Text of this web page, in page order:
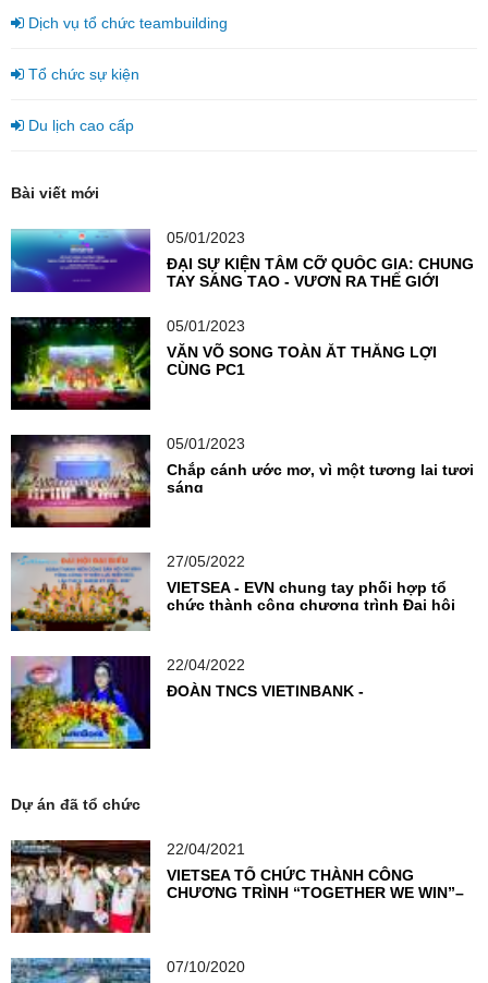
Dịch vụ tổ chức teambuilding
Tổ chức sự kiện
Du lịch cao cấp
Bài viết mới
05/01/2023
ĐẠI SỰ KIỆN TẦM CỠ QUỐC GIA: CHUNG
TAY SÁNG TẠO - VƯƠN RA THẾ GIỚI
05/01/2023
VĂN VÕ SONG TOÀN ẮT THẮNG LỢI
CÙNG PC1
05/01/2023
Chắp cánh ước mơ, vì một tương lai tươi
sáng
27/05/2022
VIETSEA - EVN chung tay phối hợp tổ
chức thành công chương trình Đại hội
22/04/2022
ĐOÀN TNCS VIETINBANK -
Dự án đã tổ chức
22/04/2021
VIETSEA TỔ CHỨC THÀNH CÔNG
CHƯƠNG TRÌNH “TOGETHER WE WIN”–
07/10/2020